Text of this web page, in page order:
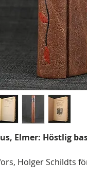
Elmer: Höstlig
Holger Schildts